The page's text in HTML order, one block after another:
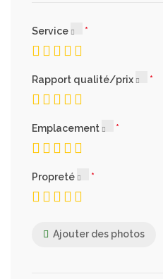
Service
Rapport qualité/prix
Emplacement
Propreté
Ajouter des photos